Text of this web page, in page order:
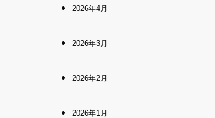
2026年4月
2026年3月
2026年2月
2026年1月